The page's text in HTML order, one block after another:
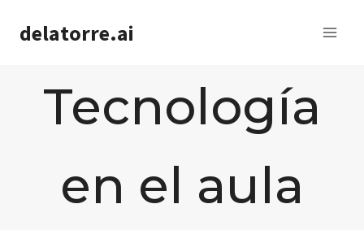
delatorre.ai
Tecnología
en el aula